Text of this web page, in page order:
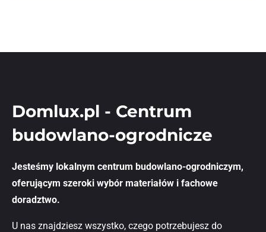
Domlux.pl - Centrum
budowlano-ogrodnicze
Jesteśmy lokalnym centrum budowlano-ogrodniczym,
oferującym szeroki wybór materiałów i fachowe
doradztwo.
U nas znajdziesz wszystko, czego potrzebujesz do